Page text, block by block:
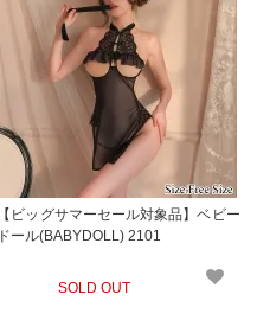
【ビッグサマーセール対象品】ベビー
ドール(BABYDOLL) 2101
SOLD OUT